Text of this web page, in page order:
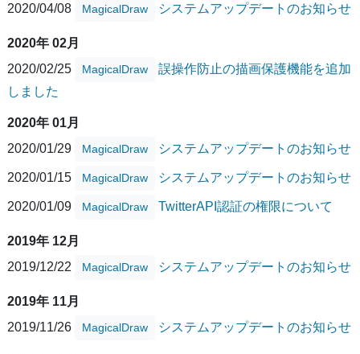
2020/04/08 MagicalDraw システムアップデートのお知らせ
2020年 02月
2020/02/25
MagicalDraw
誤操作防止の描画保護機能を追加
しました
2020年 01月
2020/01/29
MagicalDraw システムアップデートのお知らせ
2020/01/15 MagicalDraw システムアップデートのお知らせ
2020/01/09 MagicalDraw TwitterAPI認証の権限について
2019年 12月
2019/12/22
MagicalDraw システムアップデートのお知らせ
2019年 11月
2019/11/26
MagicalDraw システムアップデートのお知らせ